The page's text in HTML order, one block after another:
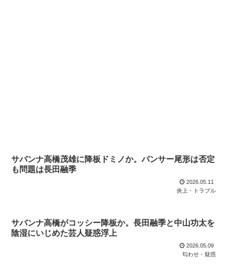
サバンナ高橋茂雄に降板ドミノか。パンサー尾形は否定
も問題は長田融季
2026.05.11
炎上・トラブル
サバンナ高橋がコッシー降板か。長田融季と中山功太を
陰湿にいじめた芸人疑惑浮上
2026.05.09
匂わせ・疑惑